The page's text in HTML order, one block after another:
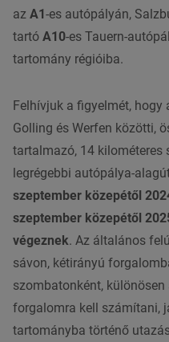
az A1-es autópályán,
tartó A10-es Tauern-
tartomány régióiba.
Felhívjuk a figyelmét, hogy
Golling és Werfen közötti,
tartalmazó, 14 kilométeres
legrégebbi autópálya-
szeptember közepétől
szeptember közepétől
végeznek. Az általános
sávon, kétirányú
szombatonként,
forgalomra kell számítani,
tartományba történő